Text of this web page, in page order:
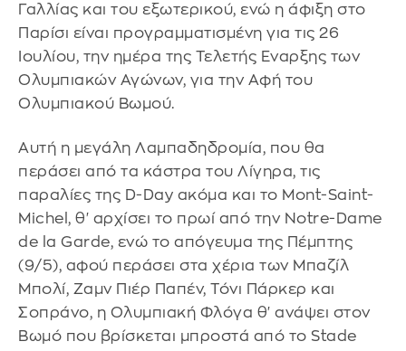
Γαλλίας και του εξωτερικού, ενώ η άφιξη στο
Παρίσι είναι προγραμματισμένη για τις 26
Ιουλίου, την ημέρα της Τελετής Εναρξης των
Ολυμπιακών Αγώνων, για την Αφή του
Ολυμπιακού Βωμού.
Αυτή η μεγάλη Λαμπαδηδρομία, που θα
περάσει από τα κάστρα του Λίγηρα, τις
παραλίες της D-Day ακόμα και το Mont-Saint-
Michel, θ' αρχίσει το πρωί από την Notre-Dame
de la Garde, ενώ το απόγευμα της Πέμπτης
(9/5), αφού περάσει στα χέρια των Μπαζίλ
Μπολί, Ζαμν Πιέρ Παπέν, Τόνι Πάρκερ και
Σοπράνο, η Ολυμπιακή Φλόγα θ' ανάψει στον
Βωμό που βρίσκεται μπροστά από το Stade